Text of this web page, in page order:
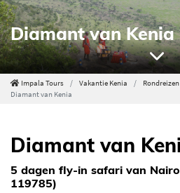
Diamant van Kenia
Impala Tours Vakantie Kenia
Diamant van Kenia
Diamant van
5 dagen fly-in safari van
119785)